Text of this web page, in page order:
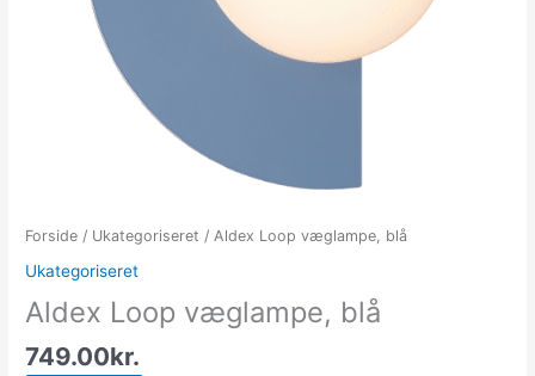
Forside / Ukategoriseret / Aldex Loop væglampe, blå
Ukategoriseret
Aldex Loop væglampe, blå
749.00kr.